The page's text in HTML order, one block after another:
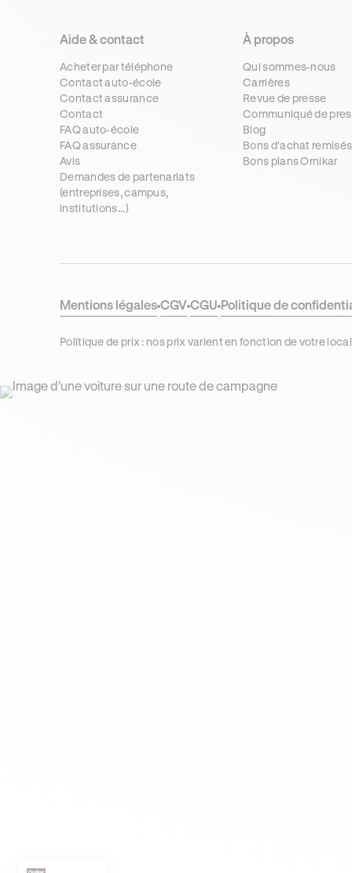
Aide & contact
Acheter par téléphone
Contact auto-école
Contact assurance
Contact
FAQ auto-école
FAQ assurance
Avis
Demandes de partenariats
(entreprises, campus,
institutions...)
À propos
Qui sommes-nous
Carrières
Revue de presse
Communiqué de
Blog
Bons d'achat remisés
Bons plans Ornikar
Mentions légales CGV CGU Politique de
Politique de prix : nos prix varient en fonction de votre